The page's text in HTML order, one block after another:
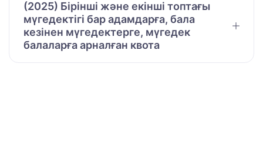
(2025) Бірінші және екінші топтағы
мүгедектігі бар адамдарға, бала
кезінен мүгедектерге, мүгедек
балаларға арналған квота